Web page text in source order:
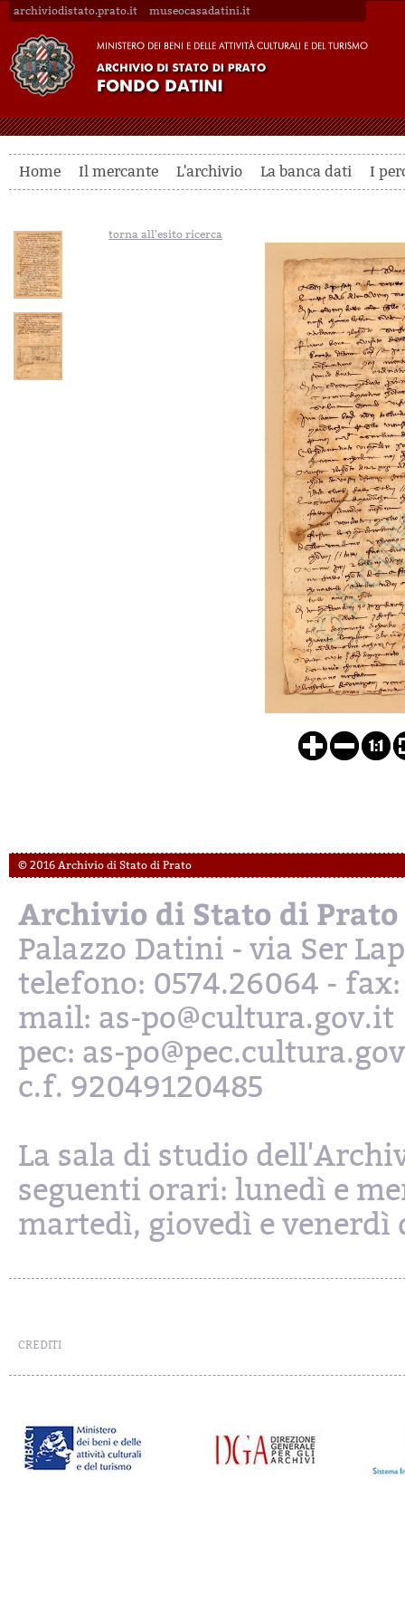
archiviodistato.prato.it museocasadatini.it
Home Il mercante L'archivio La banca dati I
torna all'esito ricerca
© 2016 Archivio di Stato di Prato
Archivio di Stato di Prato
Palazzo Datini - via Ser
telefono: 0574.26064 - fax:
mail: as-po@cultura.gov.it
pec: as-
c.f. 92049120485
La sala di studio
seguenti orari: lunedì e
martedì, giovedì e venerdì
CREDITI